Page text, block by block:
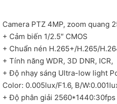
Camera PTZ 4MP, zoom quang
+ Cảm biến 1/2.5″ CMOS
+ Chuẩn nén H.265+/H.265/
+ Tính năng WDR, 3D DNR, ICR,
+ Độ nhạy sáng Ultra-low light
Color: 0.005lux/F1.6, B/
+ Độ phân giải 2560*1440:30fps